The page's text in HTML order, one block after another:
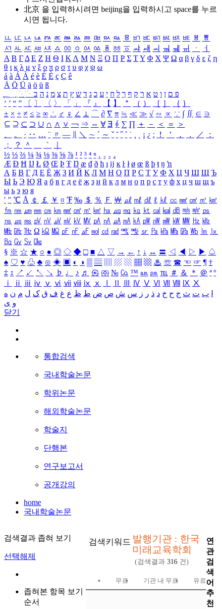
北京 을 입력하시려면 beijing을 입력하시고 space를 누르
시면 됩니다.
ㅥ ㅦ ㅧ ㅨ ㅩ ㅪ ㅫ ㅬ ㅭ ㅮ ㅯ ㅰ ㅱ ㅲ ㅳ ㅴ ㅵ ㅶ ㅷ ㅸ
ㅹ
ㅺ ㅻ ㅼ ㅽ ㅾ ㅿ ㆀ ㆁ ㆂ ㆃ ㆄ ㆅ ㆆ ㆇ ㆈ ㆉ ㆊ ㆋ ㆌ ㆍ
ㆎ
Α Β ΓΔ Ε Ζ Η Θ Ι ΚΛ Μ Ν Ξ Ο Π Ρ Σ ΤΥ Φ Χ Ψ Ω α β γ δ ε ζ η
θ ι κ λ μ ν ξ ο π ρ σ τ υ φ χ ψ ω
á à Á À é è É È ç Ç ê
Ä Ö Ü ä ö ü ß
ִֶֹ ֻּ ׁׂ פ ם ן ו ט א ר ק ף ך ל ח י ע כ ג ד ש ץ ת צ מ נ ה ב
‘ ’ “ ” 〔 〕 〈 〉 「 」 『 』 【 】 ＂ （ ） ［ ］ ｛ ｝
± × ÷ ≠ ≤ ≥ ∞ ∴ ♂ ♀ ∠ ⊥ ⌒ ∂ ∇ ≡ ≒ ≪ ≫ √ ∽ ∝ ∵ ∫ ∬ ∈ ∋
⊆ ⊇ ⊂ ⊃ ∪ ∩ ∧ ∨ ￢ ⇒ ⇔ ∀ ∃ ∮ ∑ ∏ ＋ － ＜ ＝
＞
、
。 · ‥ … ¨ 〃 ― ＼ ∼ ´ ～ ˇ ˘ ˝ ˚ ˙ ¸ ¡ ¿ ː ！ ＇ ， ． ／
：
；
？ ＾ ｀
½ ⅓ ⅔ ¼ ¾ ⅛ ⅜ ⅝ ⅞ ¹ ² ³ ⁴ ⁿ ₁ ₂ ₃ ₄
Æ Ð Ħ Ĳ Ł Ø Œ Þ Ŧ Ŋ æ đ ð ħ ı ĳ ĸ ŀ ł ø œ ß þ ŧ ŋ ŉ
А Б В Г Д Е Ё Ж З И Й К Л М Н О П Р С Т У Ф Х Ц Ч Ш Щ Ъ
Ы Ь Э Ю Я а б в г д е ё ж з и й к л м н о п р с т у ф х ц ч ш щ ъ
ы ь э ю я
′ ″ ℃ Å ￠ ￡ ￥ ¤ ℉ ‰ ＄ ％ Ｆ ￦ ㎕ ㎖ ㎗ ℓ ㎘ ㏄ ㎣ ㎤ ㎥ ㎦
㎙ ㎚ ㎛ ㎜ ㎝ ㎞ ㎟ ㎠ ㎡ ㎢ ㏊ ㎍ ㎎ ㎏ ㏏ ㎈ ㎉ ㏈ ㎧ ㎨ ㎰
㎱ ㎲ ㎳ ㎴ ㎵ ㎶ ㎷ ㎸ ㎹ ㎀ ㎁ ㎂ ㎃ ㎄ ㎺ ㎻ ㎽ ㎾ ㎿ ㎐ ㎑
㎒ ㎓ ㎔ Ω ㏀ ㏁ ㎊ ㎋ ㎌ ㏖ ㏅ ㎭ ㎮ ㎯ ㏛ ㎩ ㎪ ㎫ ㎬ ㏝ ㏐
㏓
㏃ ㏉ ㏜ ㏆
§ ※ ☆ ★ ○ ● ◎ ◇ ◆ □ ■ △ ▽ → ← ↑ ↓ ↔ 〓 ◁ ◀ ▷ ▶ ♤
♠ ♡ ♥ ♧ ♣ ⊙ ◈ ▣ ◐ ◑ ▒ ▤ ▨ ▧ ▦ ▩ ♨ ☏ ☎ ☜ ☞ ¶ †
‡ ↕ ↗ ↙ ↖ ↘ ♭ ♩ ♪ ♬ ㉿ ㈜ № ㏇ ™ ㏂ ㏘ ℡ ＃ ＆ ＊ ＠ ª º
ⅰ
ⅱ ⅲ ⅳ ⅴ ⅵ ⅶ ⅷ ⅸ ⅹ Ⅳ Ⅴ Ⅵ Ⅶ Ⅷ Ⅸ Ⅹ
ب ت ث ج ح خ د ذ ر ز س ش ص ض ط ظ ع غ ف ق ک ل م ن ه
و ی
닫기
통합검색
국내학술논문
학위논문
해외학술논문
학술지
단행본
연구보고서
공개강의
home
국내학술논문
검색결과 좁혀 보기
선택해제
좁혀본 항목 보기
순서
검색키워드 발행기관 : 한국
미래교육학회
(검색결과 316 건)
무료 기관 내 무료 유료
연
관
검
색
어
추
천